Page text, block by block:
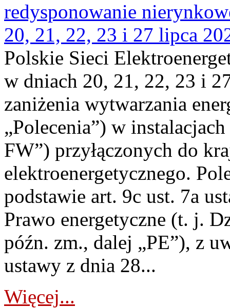
redysponowanie
20, 21, 22, 23 i 27 lipca
Polskie Sieci
w dniach 20, 21, 22, 23 i
zaniżenia wytwarzania
„Polecenia”) w
FW”) przyłączonych do
elektroenergetycznego.
podstawie art. 9c ust. 7a
Prawo energetyczne (t. j.
późn. zm., dalej „PE”), z
ustawy z dnia 28...
Więcej...